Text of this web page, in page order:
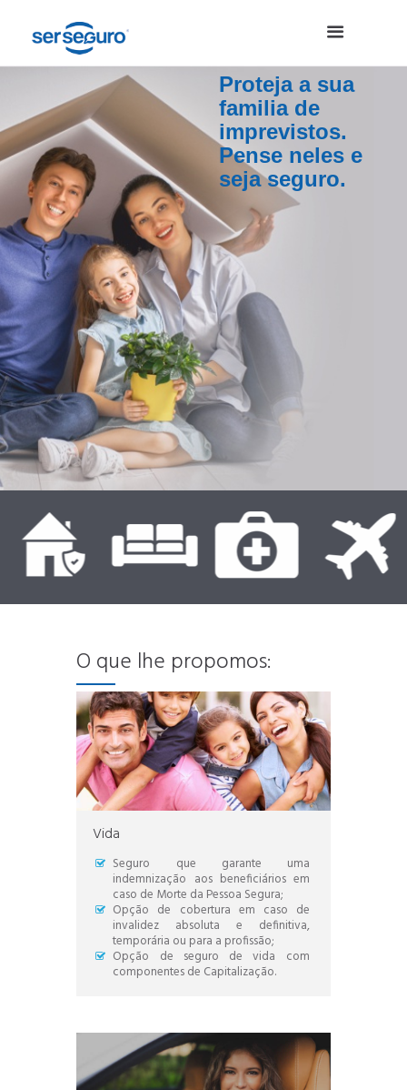
Proteja a sua
familia de
imprevistos.
Pense neles e
seja seguro.
O que lhe propomos:
Vida
Seguro que garante uma
indemnização aos beneficiários em
caso de Morte da Pessoa Segura;
Opção de cobertura em caso de
invalidez absoluta e definitiva,
temporária ou para a profissão;
Opção de seguro de vida com
componentes de Capitalização.